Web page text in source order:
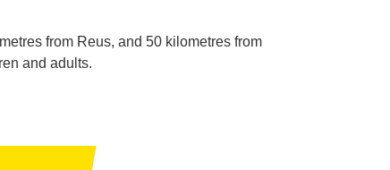
from Reus, and 50 kilometres from
and adults.